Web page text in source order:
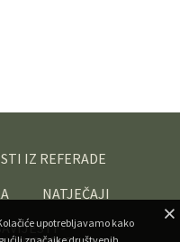
IZ REFERADE
NATJEČAJI
-
upotrebljavamo kako